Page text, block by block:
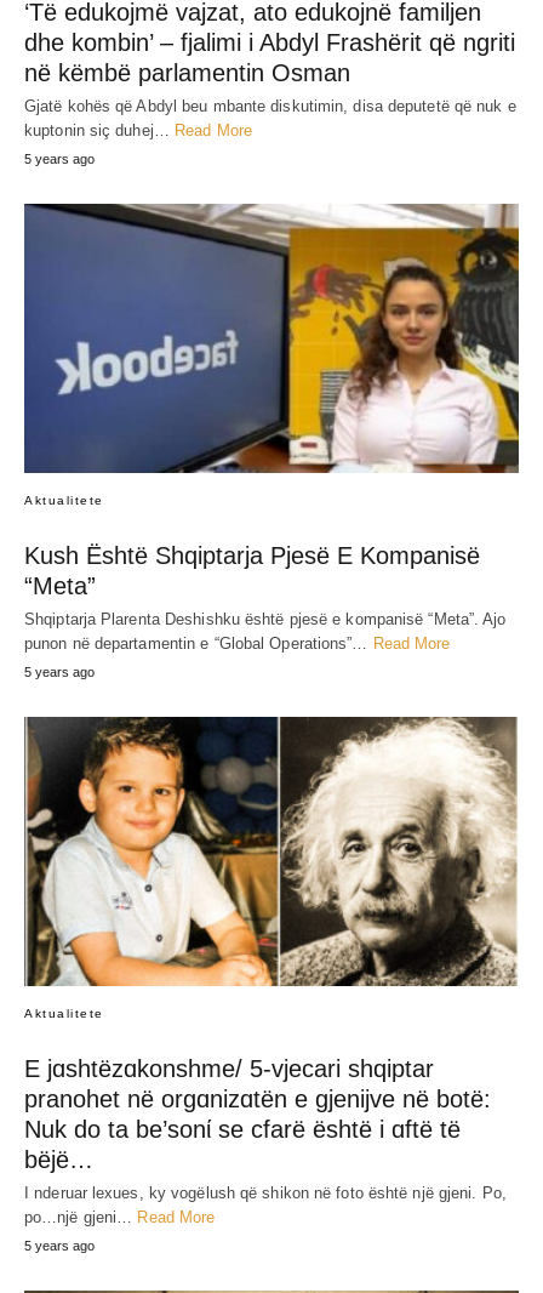
‘Të edukojmë vajzat, ato edukojnë familjen
dhe kombin’ – fjalimi i Abdyl Frashërit që ngriti
në këmbë parlamentin Osman
Gjatë kohës që Abdyl beu mbante diskutimin, disa deputetë që nuk e
kuptonin siç duhej… Read More
5 years ago
Aktualitete
Kush Është Shqiptarja Pjesë E Kompanisë
“Meta”
Shqiptarja Plarenta Deshishku është pjesë e kompanisë “Meta”. Ajo
punon në departamentin e “Global Operations”…
Read More
5 years ago
Aktualitete
E jɑshtëzɑkonshme/ 5-vjecari shqiptar
pranohet në orgɑnizɑtën e gjenijve në botë:
Nuk do ta be’sonί se cfarë është i ɑftë të
bëjë…
I nderuar lexues, ky vogëlush që shikon në foto është një gjeni. Po,
po…një gjeni… Read More
5 years ago